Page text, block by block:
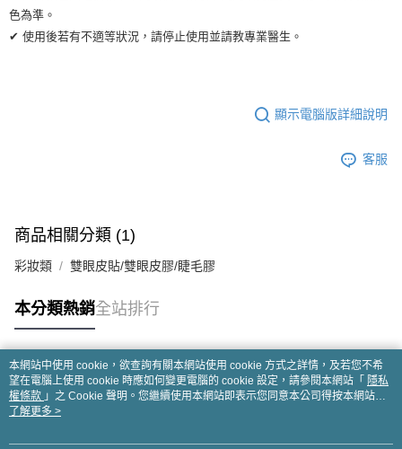
色為準。
✔ 使用後若有不適等狀況，請停止使用並請教專業醫生。
顯示電腦版詳細說明
客服
商品相關分類 (1)
彩妝類 雙眼皮貼/雙眼皮膠/睫毛膠
本分類熱銷全站排行
熱門標籤
本網站中使用 cookie，欲查詢有關本網站使用 cookie 方式之詳情，及若您不希
望在電腦上使用 cookie 時應如何變更電腦的 cookie 設定，請參閱本網站「 隱私
權條款 」之 Cookie 聲明。您繼續使用本網站即表示您同意本公司得按本網站使
用條款之 Cookie 聲明使用 cookie。
了解更多 >